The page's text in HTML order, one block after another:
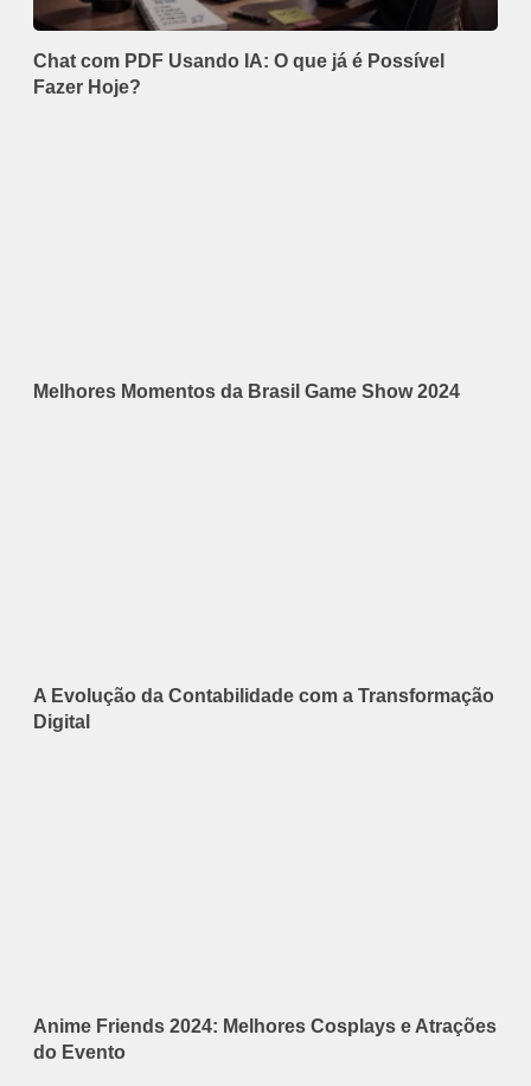
Chat com PDF Usando IA: O que já é Possível
Fazer Hoje?
Melhores Momentos da Brasil Game Show 2024
A Evolução da Contabilidade com a Transformação
Digital
Anime Friends 2024: Melhores Cosplays e Atrações
do Evento